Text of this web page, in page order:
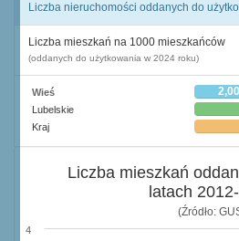
Liczba nieruchomości oddanych do
Liczba mieszkań na 1000 mieszkańców
(oddanych do użytkowania w 2024 roku)
Wieś 2,00
Lubelskie
Kraj
Liczba mieszkań
latach
(Źródło:
4